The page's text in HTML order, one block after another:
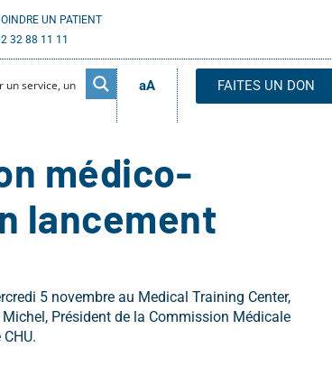
UN PATIENT
32 88 11 11
aA FAITES UN DON
médico-
lancement
5 novembre au Medical Training Center,
Président de la Commission Médicale